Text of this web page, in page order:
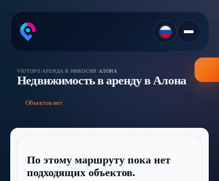
VIOTOPO/АРЕНДА В НИКОСИЯ/АЛОНА
Недвижимость в аренду в Алона
Объектов нет
По этому маршруту пока нет
подходящих объектов.